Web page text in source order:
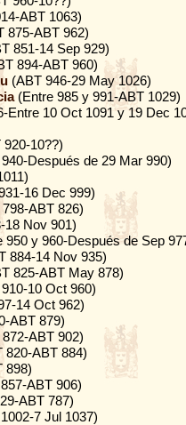
ABT 1063)
875-ABT 962)
851-14 Sep 929)
894-ABT 960)
(ABT 946-29 May 1026)
(Entre 985 y 991-ABT 1029)
Entre 10 Oct 1091 y 19 Dec
920-10??)
Después de 29 Mar 990)
16 Dec 999)
ABT 826)
18 Nov 901)
950 y 960-Después de Sep
884-14 Nov 935)
825-ABT May 878)
10 Oct 960)
14 Oct 962)
ABT 879)
ABT 902)
820-ABT 884)
898)
ABT 906)
ABT 787)
7 Jul 1037)